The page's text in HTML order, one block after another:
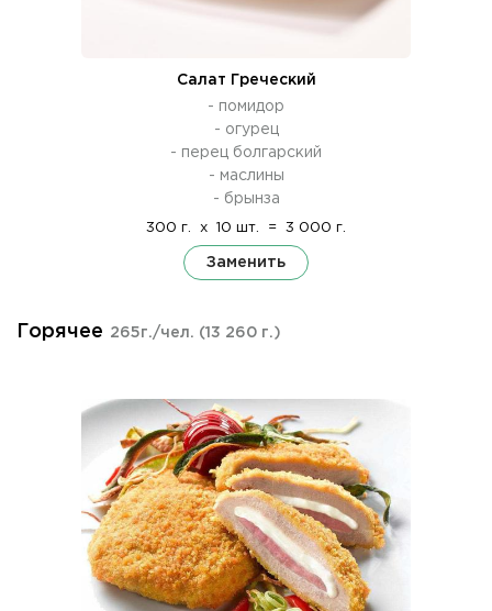
Салат Греческий
- помидор
- огурец
- перец болгарский
- маслины
- брынза
300 г. x 10 шт. = 3 000 г.
Заменить
Горячее 265г./чел. (13 260 г.)